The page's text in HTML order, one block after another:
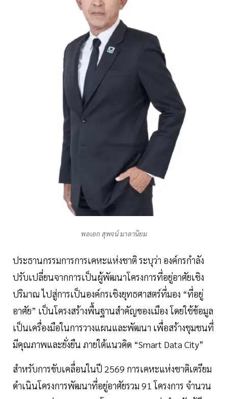
พลเอก สุพจน์ มาลานิยม
ประธานกรรมการการเคหะแห่งชาติ ระบุว่า องค์กรกำลัง
ปรับเปลี่ยนจากการเป็นผู้พัฒนาโครงการที่อยู่อาศัยเชิง
ปริมาณ ไปสู่การเป็นองค์กรเชิงยุทธศาสตร์ที่มอง “ที่อยู่
อาศัย” เป็นโครงสร้างพื้นฐานสำคัญของเมือง โดยใช้ข้อมูล
เป็นเครื่องมือในการวางแผนและพัฒนา เพื่อสร้างชุมชนที่
มีคุณภาพและยั่งยืน ภายใต้แนวคิด “Smart Data City”
สำหรับการขับเคลื่อนในปี 2569 การเคหะแห่งชาติเตรียม
ดำเนินโครงการพัฒนาที่อยู่อาศัยรวม 91 โครงการ จำนวน